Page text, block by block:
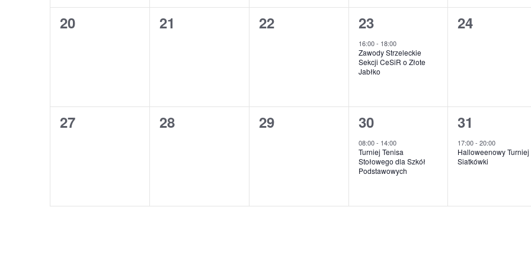
0
20
0
21
0
22
1
wydarzenie,
23
16:00- 18:00
Zawody Strzeleckie
Sekcji CeSiR o Złote
Jabłko
0
24
0
27
0
28
0
29
1
wydarzenie,
30
08:00- 14:00
Turniej Tenisa
Stołowego dla Szkół
Podstawowych
1
wydarzenie,
31
17:00-20:00
Halloweenowy Turniej
Siatkówki